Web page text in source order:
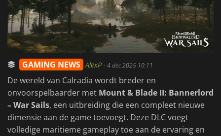
GAMING NEWS AlexP -4 dec 2025 10:11
De wereld van Calradia wordt breder en
onvoorspelbaarder met Mount & Blade II: Bannerlord
– War Sails, een uitbreiding die een compleet nieuwe
dimensie aan de game toevoegt. Deze DLC voegt
volledige maritieme gameplay toe aan de ervaring en